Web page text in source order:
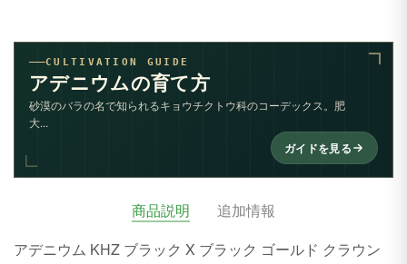
CULTIVATION GUIDE
アデニウムの育て方
砂漠のバラの名で知られるキョウチクトウ科のコーデックス。肥
大...
ガイドを見る
商品説明
追加情報
アデニウム KHZ ブラック X ブラック ゴールド クラウン